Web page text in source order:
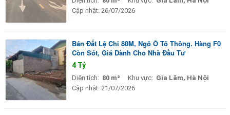
Cập nhật: 26/07/2026
Bán Đất Lệ Chi 80M, Ngõ Ô Tô Thông. Hàng F0
Còn Sót, Giá Dành Cho Nhà Đầu Tư
4 Tỷ
Diện tích: 80 m² Khu vực: Gia Lâm, Hà Nội
Cập nhật: 21/07/2026